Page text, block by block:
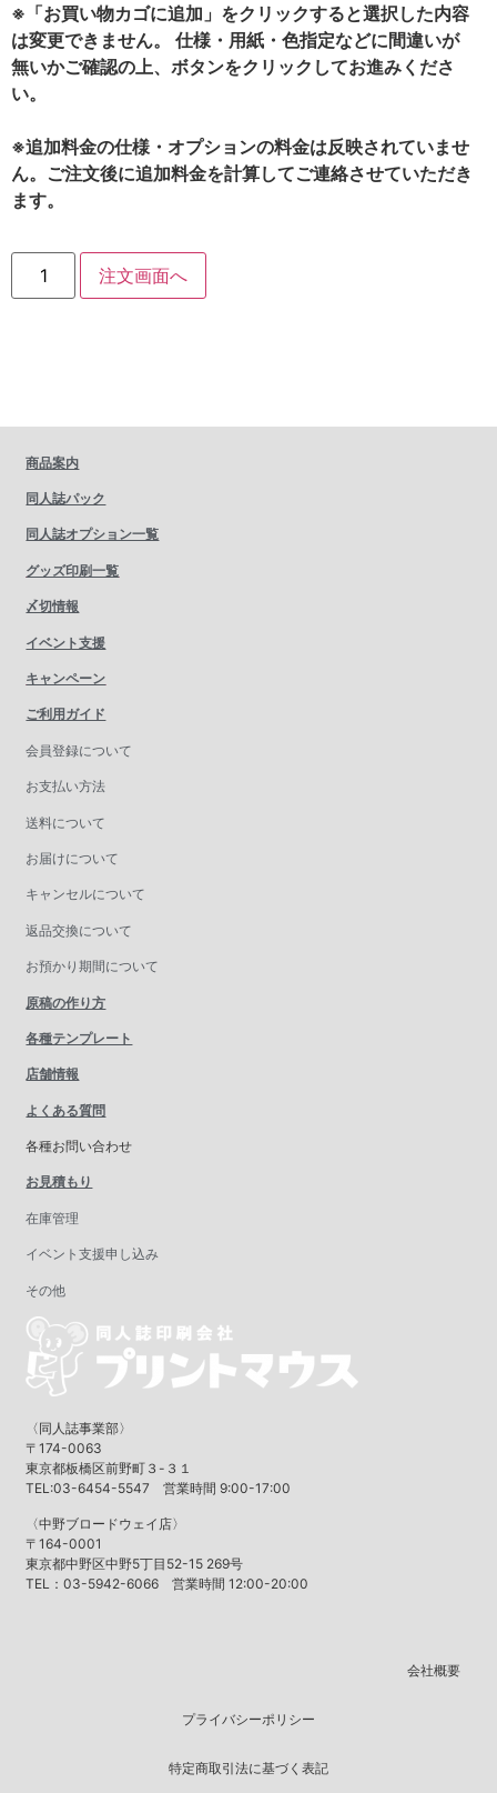
※「お買い物カゴに追加」をクリックすると選択した内容
は変更できません。 仕様・用紙・色指定などに間違いが
無いかご確認の上、ボタンをクリックしてお進みくださ
い。
※追加料金の仕様・オプションの料金は反映されていませ
ん。ご注文後に追加料金を計算してご連絡させていただき
ます。
注文画面へ
商品案内
同人誌パック
同人誌オプション一覧
グッズ印刷一覧
〆切情報
イベント支援
キャンペーン
ご利用ガイド
会員登録について
お支払い方法
送料について
お届けについて
キャンセルについて
返品交換について
お預かり期間について
原稿の作り方
各種テンプレート
店舗情報
よくある質問
各種お問い合わせ
お見積もり
在庫管理
イベント支援申し込み
その他
〈同人誌事業部〉
〒174-0063
東京都板橋区前野町３-３１
TEL:03-6454-5547 営業時間 9:00-17:00
〈中野ブロードウェイ店〉
〒164-0001
東京都中野区中野5丁目52-15 269号
TEL：03-5942-6066 営業時間 12:00-20:00
会社概要
プライバシーポリシー
特定商取引法に基づく表記